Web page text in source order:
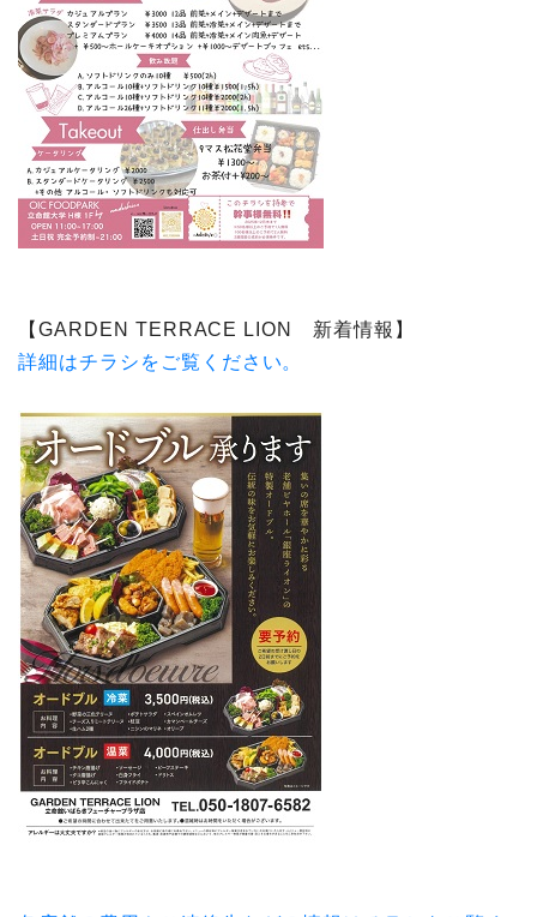
【 GARDEN TERRACE LION 新着情報 】
詳細はチラシをご覧ください。